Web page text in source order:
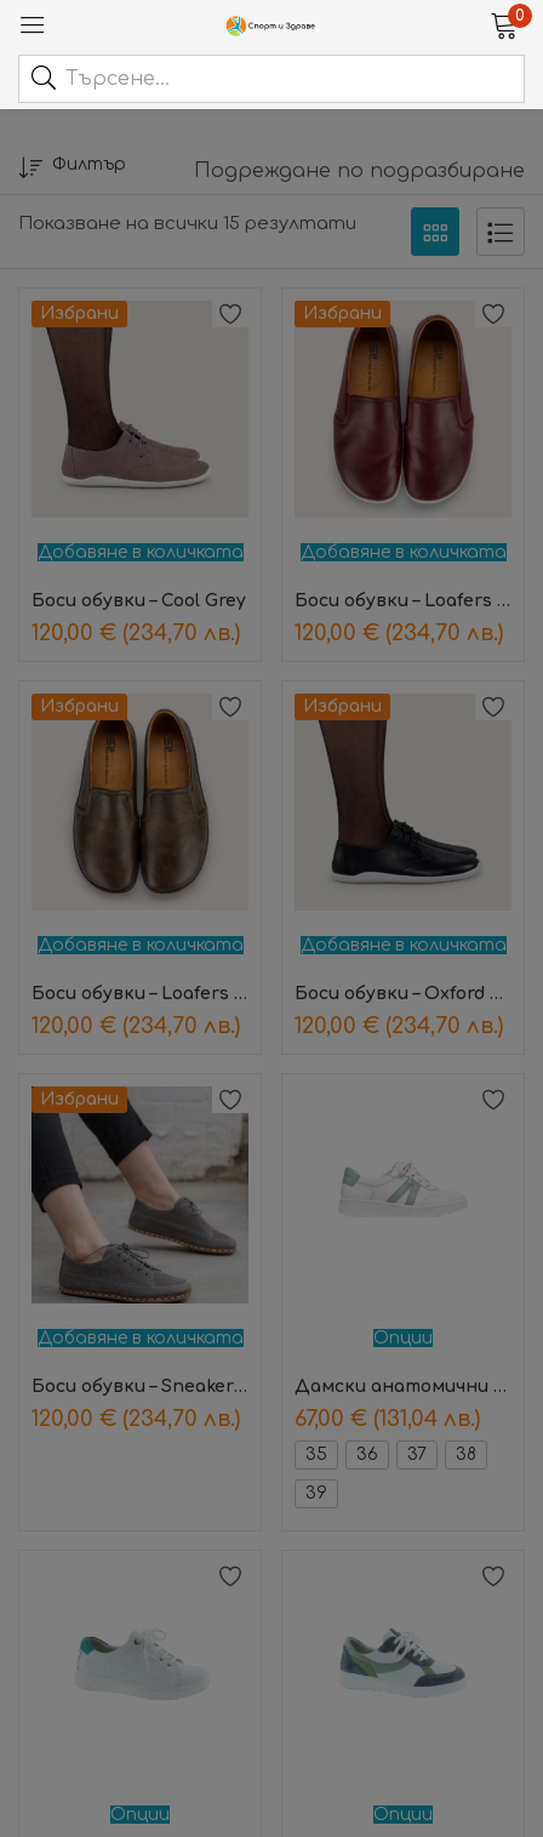
0
Показване на всички 15 резултати
Филтър Подреждане по подразбиране
Добавяне в количката
Избрани
Боси обувки – Cool Grey
120,00 € (234,70 лв.)
Добавяне в количката
Избрани
Боси обувки – Loafers Crimson
120,00 € (234,70 лв.)
Добавяне в количката
Избрани
Боси обувки – Loafers Hunter
120,00 € (234,70 лв.)
Добавяне в количката
Избрани
Боси обувки – Oxford Midnight
120,00 € (234,70 лв.)
Добавяне в количката
Избрани
Боси обувки – Sneakers Grey
120,00 € (234,70 лв.)
Опции
Дамски анатомични обувки Florence Зелен – Suave
67,00 € (131,04 лв.)
35 36 37 38
39
Опции Опции